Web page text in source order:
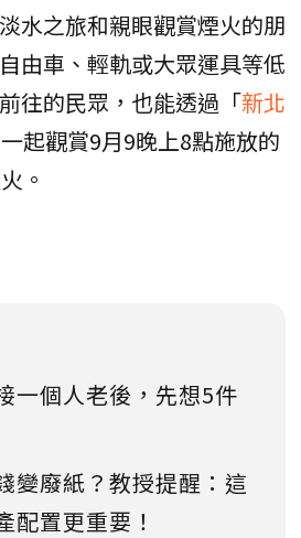
水之旅和親眼觀賞煙火的朋
由車、輕軌或大眾運具等低
往的民眾，也能透過「新北
起觀賞9月9晚上8點施放的
。
一個人老後，先想5件
變廢紙？教授提醒：這
配置更重要！